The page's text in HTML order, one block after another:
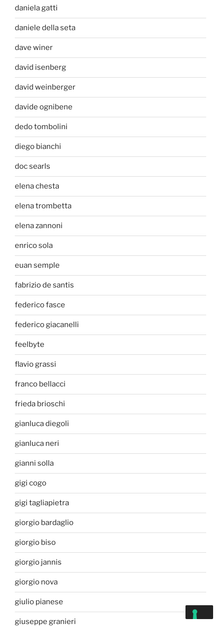
daniela gatti
daniele della seta
dave winer
david isenberg
david weinberger
davide ognibene
dedo tombolini
diego bianchi
doc searls
elena chesta
elena trombetta
elena zannoni
enrico sola
euan semple
fabrizio de santis
federico fasce
federico giacanelli
feelbyte
flavio grassi
franco bellacci
frieda brioschi
gianluca diegoli
gianluca neri
gianni solla
gigi cogo
gigi tagliapietra
giorgio bardaglio
giorgio biso
giorgio jannis
giorgio nova
giulio pianese
giuseppe granieri